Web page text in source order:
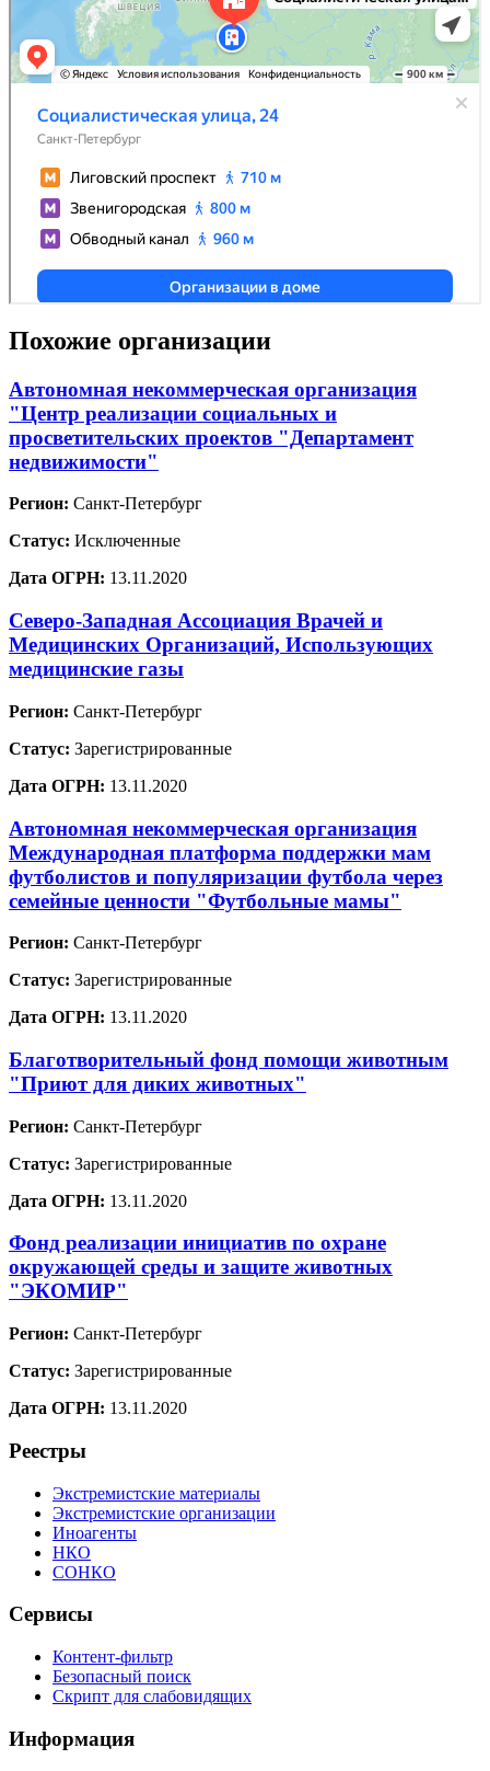
Похожие организации
Автономная некоммерческая организация
"Центр реализации социальных и
просветительских проектов "Департамент
недвижимости"
Регион: Санкт-Петербург
Статус: Исключенные
Дата ОГРН: 13.11.2020
Северо-Западная Ассоциация Врачей и
Медицинских Организаций, Использующих
медицинские газы
Регион: Санкт-Петербург
Статус: Зарегистрированные
Дата ОГРН: 13.11.2020
Автономная некоммерческая организация
Международная платформа поддержки мам
футболистов и популяризации футбола через
семейные ценности "Футбольные мамы"
Регион: Санкт-Петербург
Статус: Зарегистрированные
Дата ОГРН: 13.11.2020
Благотворительный фонд помощи животным
"Приют для диких животных"
Регион: Санкт-Петербург
Статус: Зарегистрированные
Дата ОГРН: 13.11.2020
Фонд реализации инициатив по охране
окружающей среды и защите животных
"ЭКОМИР"
Регион: Санкт-Петербург
Статус: Зарегистрированные
Дата ОГРН: 13.11.2020
Реестры
Экстремистские материалы
Экстремистские организации
Иноагенты
НКО
СОНКО
Сервисы
Контент-фильтр
Безопасный поиск
Скрипт для слабовидящих
Информация